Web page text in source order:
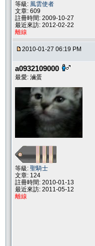
等級: 風雲使者
文章: 609
註冊時間: 2009-10-27
最近來訪: 2012-02-22
離線
2010-01-27 06:19 PM
a0932109000
最愛: 滷蛋
等級: 聖騎士
文章: 124
註冊時間: 2010-01-13
最近來訪: 2011-05-12
離線